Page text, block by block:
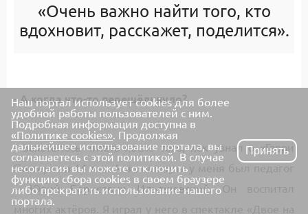
«Очень важно найти того, кто
вдохновит, расскажет, поделится».
- А когда что-то перещёлкнуло?
- Захотелось читать после того, как узнал о «Гарри
Поттере» в 14 лет. А в институте у меня был педагог
– Юрий Борисович Ильяшевский. Он воспитал
многих актёров. Я играл у него в спектакле «Двое на
Наш портал использует cookies для более
удобной работы пользователей с ним.
Подробная информация доступна в
«Политике cookies». Продолжая
дальнейшее использование портала, вы
соглашаетесь с этой политикой. В случае
несогласия вы можете отключить
функцию сбора cookies в своем браузере
либо прекратить использование нашего
портала.
Принять